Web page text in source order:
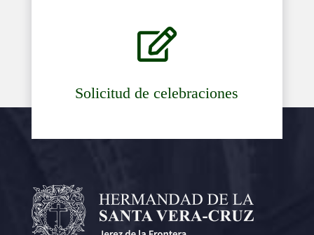

Solicitud de celebraciones